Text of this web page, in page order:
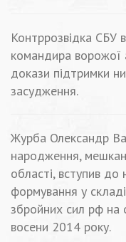
Контррозвідка СБУ
командира ворожої
докази підтримки
засудження.
Журба Олександр
народження,
області, вступив
формування у
збройних сил рф на
восени 2014 року.